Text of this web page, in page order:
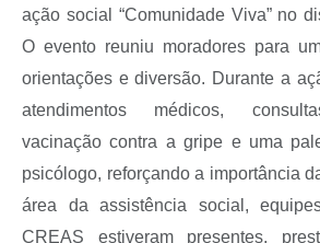
ação social “Comunidade Viva” no
O evento reuniu moradores para
orientações e diversão. Durante a
atendimentos médicos,
vacinação contra a gripe e uma
psicólogo, reforçando a importância
área da assistência social,
CREAS estiveram presentes,